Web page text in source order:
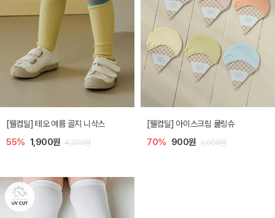
[웰컴딜] 테오 여름 골지 니삭스
55% 1,900원 4,200원
[웰컴딜] 아이스크림 쿨링슈
70% 900원 3,000원